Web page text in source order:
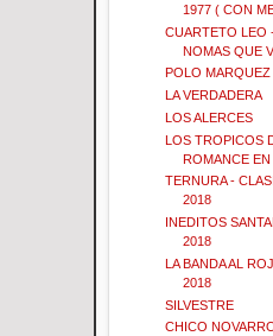
1977 ( CON
CUARTETO LEO
NOMAS QUE
POLO
LA VERDADERA
LOS ALERCES
LOS TROPICOS
ROMANCE
TERNURA -
2018
INEDITOS
2018
LA BANDA AL
2018
SILVESTRE
CHICO